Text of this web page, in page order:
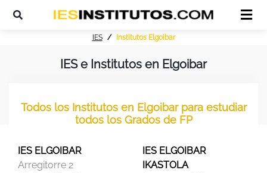
IES Institutos Elgoibar
IES e Institutos en Elgoibar
Todos los Institutos en Elgoibar para estudiar
todos los Grados de FP
IES ELGOIBAR
Arregitorre 2
IES ELGOIBAR
IKASTOLA